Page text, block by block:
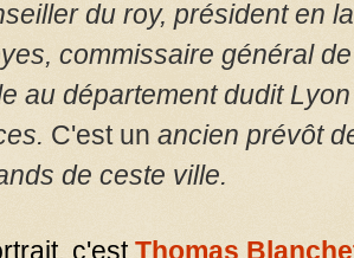
du roy, président en
commissaire général
au département dudit
C'est un ancien prévôt
de ceste ville.
c'est Thomas